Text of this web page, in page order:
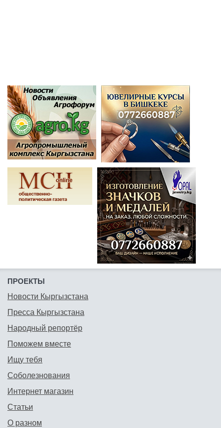
ПРОЕКТЫ
Новости Кыргызстана
Пресса Кыргызстана
Народный репортёр
Поможем вместе
Ищу тебя
Соболезнования
Интернет магазин
Статьи
О разном